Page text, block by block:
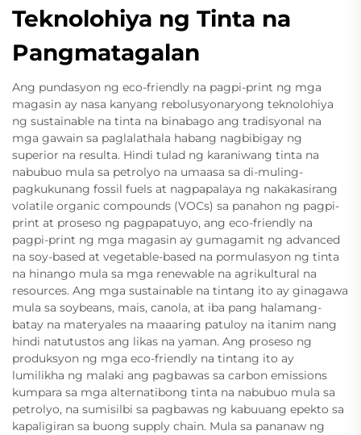
Teknolohiya ng Tinta na
Pangmatagalan
Ang pundasyon ng eco-friendly na pagpi-print ng mga
magasin ay nasa kanyang rebolusyonaryong teknolohiya
ng sustainable na tinta na binabago ang tradisyonal na
mga gawain sa paglalathala habang nagbibigay ng
superior na resulta. Hindi tulad ng karaniwang tinta na
nabubuo mula sa petrolyo na umaasa sa di-muling-
pagkukunang fossil fuels at nagpapalaya ng nakakasirang
volatile organic compounds (VOCs) sa panahon ng pagpi-
print at proseso ng pagpapatuyo, ang eco-friendly na
pagpi-print ng mga magasin ay gumagamit ng advanced
na soy-based at vegetable-based na pormulasyon ng tinta
na hinango mula sa mga renewable na agrikultural na
resources. Ang mga sustainable na tintang ito ay ginagawa
mula sa soybeans, mais, canola, at iba pang halamang-
batay na materyales na maaaring patuloy na itanim nang
hindi natutustos ang likas na yaman. Ang proseso ng
produksyon ng mga eco-friendly na tintang ito ay
lumilikha ng malaki ang pagbawas sa carbon emissions
kumpara sa mga alternatibong tinta na nabubuo mula sa
petrolyo, na sumisilbi sa pagbawas ng kabuuang epekto sa
kapaligiran sa buong supply chain. Mula sa pananaw ng